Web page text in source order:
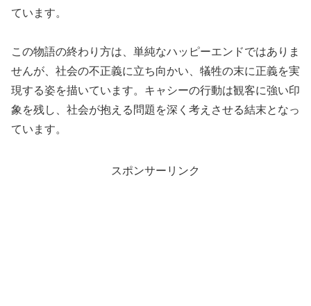
ています。
この物語の終わり方は、単純なハッピーエンドではありま
せんが、社会の不正義に立ち向かい、犠牲の末に正義を実
現する姿を描いています。キャシーの行動は観客に強い印
象を残し、社会が抱える問題を深く考えさせる結末となっ
ています。
スポンサーリンク